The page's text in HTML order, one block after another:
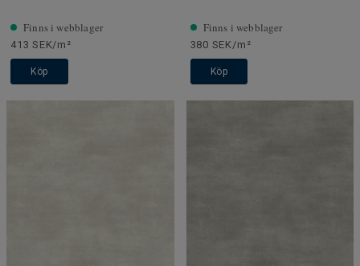
Finns i webblager
413 SEK/m²
Köp
Finns i webblager
380 SEK/m²
Köp